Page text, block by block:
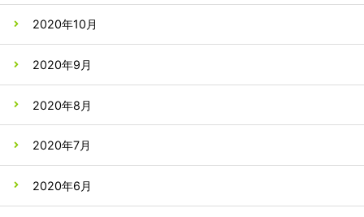
2020年10月
2020年9月
2020年8月
2020年7月
2020年6月